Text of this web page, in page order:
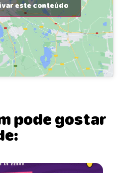
este conteúdo
pode gostar